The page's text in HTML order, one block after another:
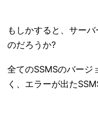
もしかすると、サー
のだろうか?
全てのSSMSのバージ
く、エラーが出た